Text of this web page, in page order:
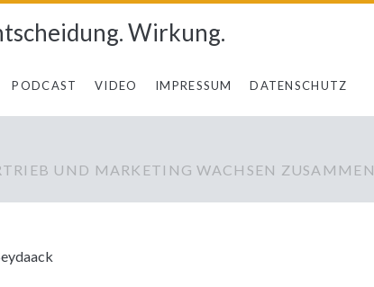
Wirkung.
PODCAST VIDEO IMPRESSUM DATENSCHUTZ
UND MARKETING WACHSEN ZUSAMMEN